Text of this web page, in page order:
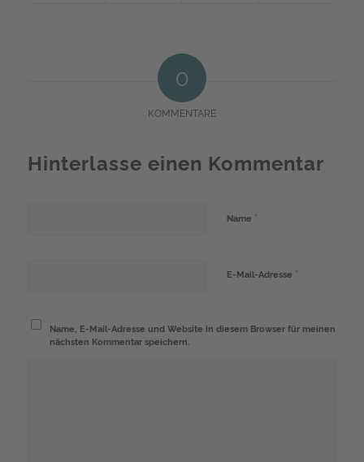
0
KOMMENTARE
Hinterlasse einen Kommentar
Name *
E-Mail-Adresse *
Name, E-Mail-Adresse und Website in diesem Browser für meinen
nächsten Kommentar speichern.